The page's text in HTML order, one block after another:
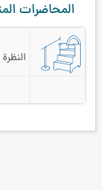
المحاضرات